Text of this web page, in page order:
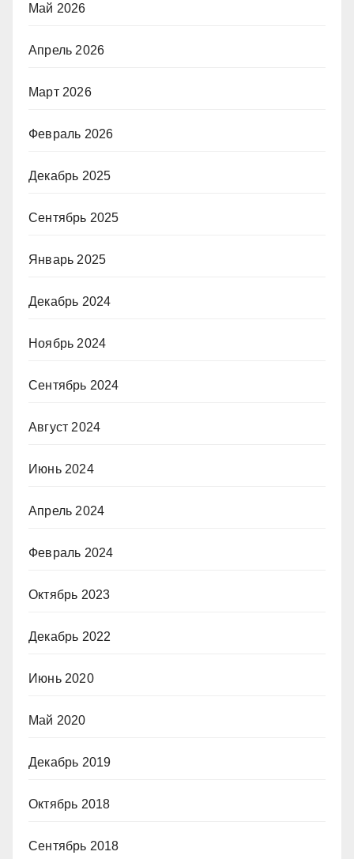
Май 2026
Апрель 2026
Март 2026
Февраль 2026
Декабрь 2025
Сентябрь 2025
Январь 2025
Декабрь 2024
Ноябрь 2024
Сентябрь 2024
Август 2024
Июнь 2024
Апрель 2024
Февраль 2024
Октябрь 2023
Декабрь 2022
Июнь 2020
Май 2020
Декабрь 2019
Октябрь 2018
Сентябрь 2018